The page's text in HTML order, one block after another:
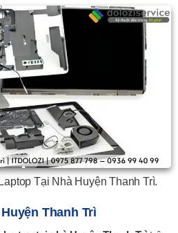
Tại Nhà Huyện Thanh Trì.
Thanh Trì